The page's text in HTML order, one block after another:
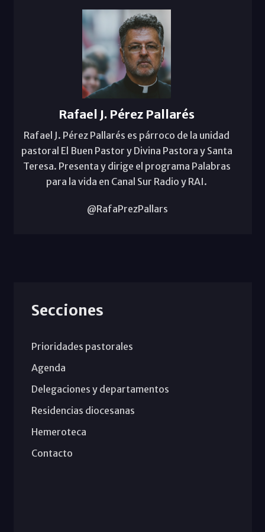
Rafael J. Pérez Pallarés
Rafael J. Pérez Pallarés es párroco de la unidad
pastoral El Buen Pastor y Divina Pastora y Santa
Teresa. Presenta y dirige el programa Palabras
para la vida en Canal Sur Radio y RAI.
@RafaPrezPallars
Secciones
Prioridades pastorales
Agenda
Delegaciones y departamentos
Residencias diocesanas
Hemeroteca
Contacto